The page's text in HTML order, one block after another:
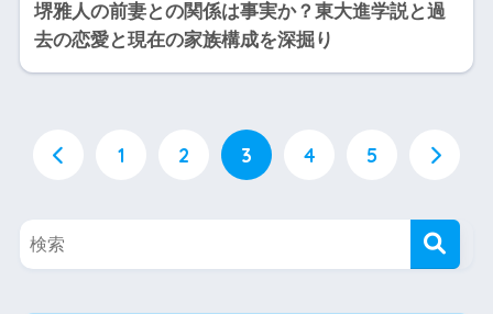
堺雅人の前妻との関係は事実か？東大進学説と過
去の恋愛と現在の家族構成を深掘り
1 2 3 4 5